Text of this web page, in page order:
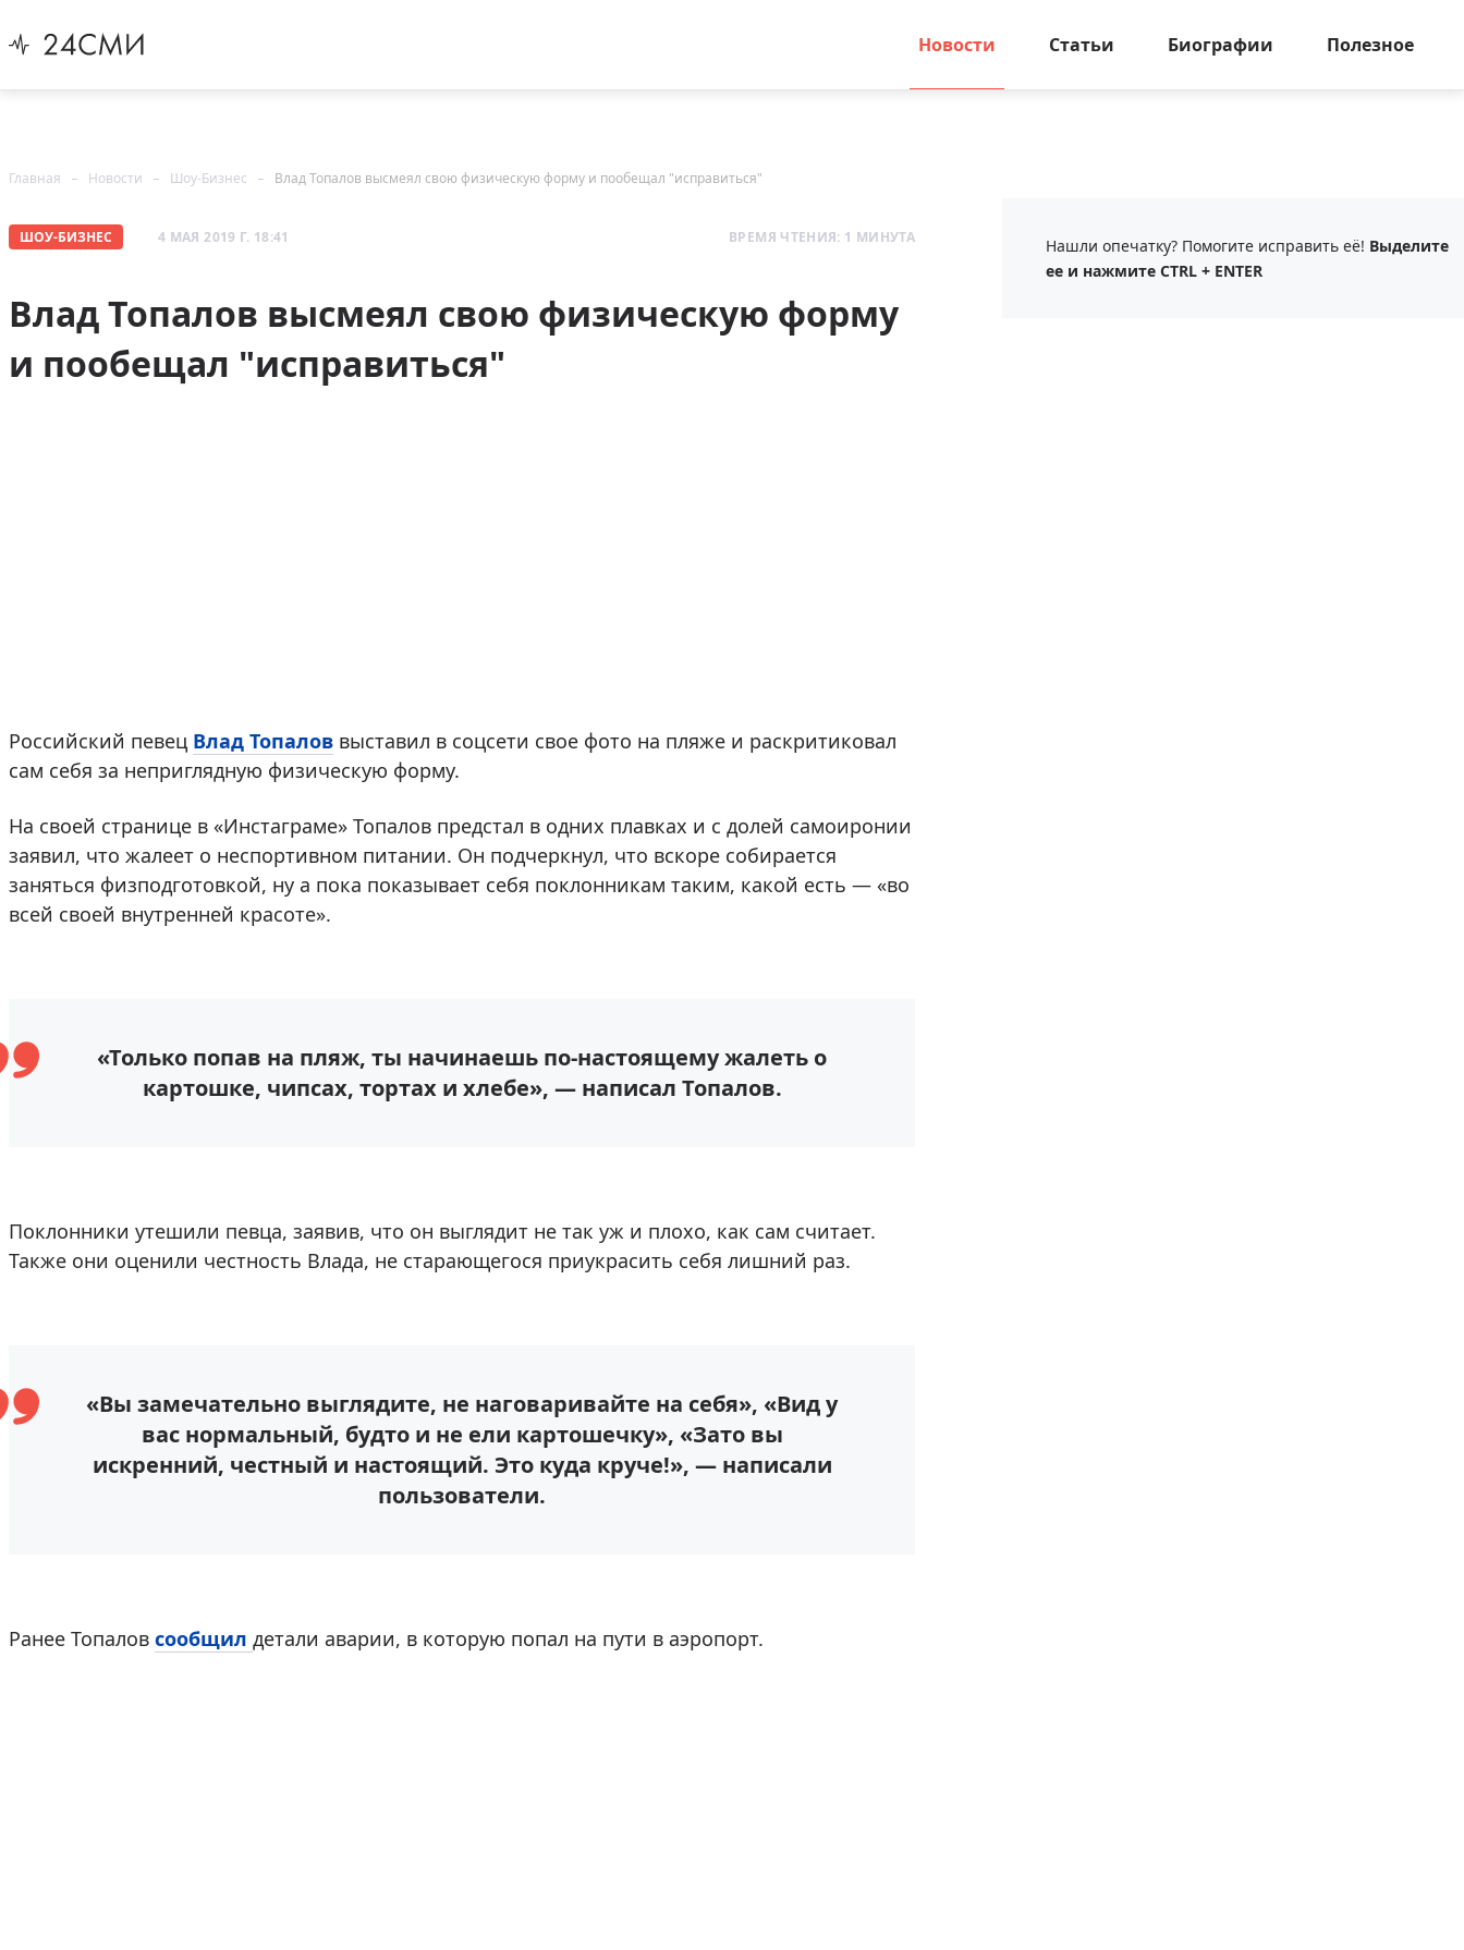
Новости Статьи Биографии Полезное
Главная Новости Шоу-Бизнес Влад Топалов высмеял свою физическую форму и пообещал "исправиться"
ШОУ-БИЗНЕС 4 МАЯ 2019 Г. 18:41 ВРЕМЯ ЧТЕНИЯ: 1 МИНУТА
Влад Топалов высмеял свою физическую форму
и пообещал "исправиться"
Российский певец Влад Топалов выставил в соцсети свое фото на пляже и раскритиковал
сам себя за неприглядную физическую форму.
На своей странице в «Инстаграме» Топалов предстал в одних плавках и с долей самоиронии
заявил, что жалеет о неспортивном питании. Он подчеркнул, что вскоре собирается
заняться физподготовкой, ну а пока показывает себя поклонникам таким, какой есть — «во
всей своей внутренней красоте».
«Только попав на пляж, ты начинаешь по-настоящему жалеть о
картошке, чипсах, тортах и хлебе», — написал Топалов.
Поклонники утешили певца, заявив, что он выглядит не так уж и плохо, как сам считает.
Также они оценили честность Влада, не старающегося приукрасить себя лишний раз.
«Вы замечательно выглядите, не наговаривайте на себя», «Вид у
вас нормальный, будто и не ели картошечку», «Зато вы
искренний, честный и настоящий. Это куда круче!», — написали
пользователи.
Ранее Топалов сообщил детали аварии, в которую попал на пути в аэропорт.
Нашли опечатку? Помогите исправить её! Выделите
ее и нажмите CTRL + ENTER